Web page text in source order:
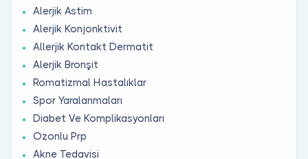
Alerjik Astim
Alerjik Konjonktivit
Allerjik Kontakt Dermatit
Alerjik Bronşit
Romatizmal Hastalıklar
Spor Yaralanmaları
Diabet Ve Komplikasyonları
Ozonlu Prp
Akne Tedavisi